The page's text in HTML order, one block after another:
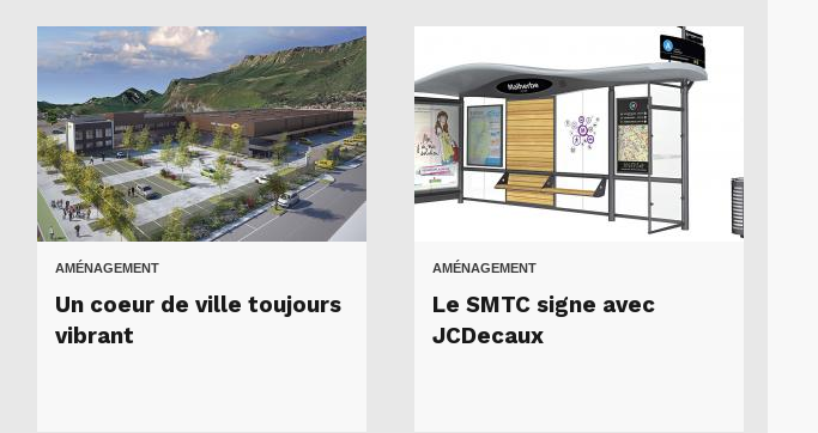
AMÉNAGEMENT
Un coeur de ville toujours
vibrant
AMÉNAGEMENT
Le SMTC signe avec
JCDecaux